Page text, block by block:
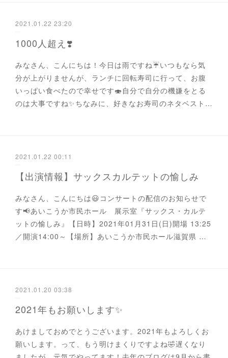
2021.01.22 23:20
1000人超え❣️
みなさん、こんにちは！今日は雨ですね☔️いつもなら気
分が上がりませんが、ランチに回転寿司に行って、お腹
いっぱい食べたので幸せです🍣自分で自分の機嫌をとる
のは大事ですね✨ちなみに、好きなお寿司のネタベスト…
2021.01.22 00:11
【出演情報】サックスカルテットの愉しみ
みなさん、こんにちは😃コンサートの配信のお知らせで
す📢あいこうか市民ホール 展示室『サックス・カルテ
ットの愉しみ』【日時】2021年01月31日(日)開場 13:25
／開演14:00～【場所】あいこうか市民ホール滋賀県 …
2021.01.20 03:38
2021年もお願いします✨
あけましておめでとうございます。2021年もよろしくお
願いします。って、もう明けまくりですよね🤣遅くなり